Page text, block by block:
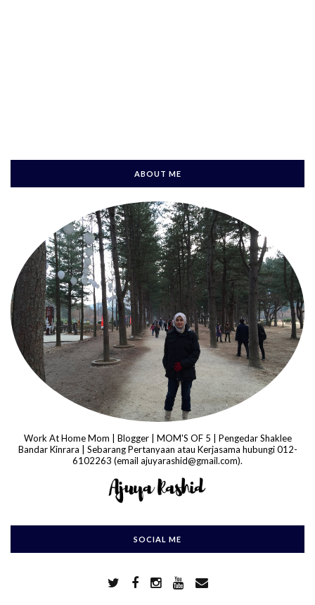
ABOUT ME
Work At Home Mom | Blogger | MOM'S OF 5 | Pengedar Shaklee
Bandar Kinrara | Sebarang Pertanyaan atau Kerjasama hubungi 012-
6102263 (email ajuyarashid@gmail.com).
SOCIAL ME